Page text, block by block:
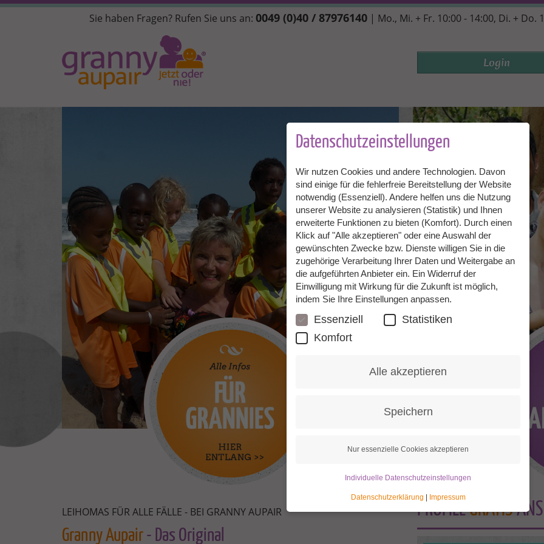
Direkt
Sie haben Fragen? Rufen Sie uns an: 0049 (0)40 / 87976140| Mo., Mi. + Fr. 10:00 - 14:00, Di. + Do.
Login
LEIHOMAS FÜR ALLE FÄLLE - BEI GRANNY AUPAIR
Granny Aupair - Das Original
PROFILEGRATIS
Datenschutzeinstellungen
Wir nutzen Cookies und andere Technologien. Davon
sind einige für die fehlerfreie Bereitstellung der Website
notwendig (Essenziell). Andere helfen uns die Nutzung
unserer Website zu analysieren (Statistik) und Ihnen
erweiterte Funktionen zu bieten (Komfort). Durch einen
Klick auf "Alle akzeptieren" oder eine Auswahl der
gewünschten Zwecke bzw. Dienste willigen Sie in die
zugehörige Verarbeitung Ihrer Daten und Weitergabe an
die aufgeführten Anbieter ein. Ein Widerruf der
Einwilligung mit Wirkung für die Zukunft ist möglich,
indem Sie Ihre Einstellungen anpassen.
Essenziell
Statistiken
Komfort
Alle akzeptieren
Speichern
Nur essenzielle Cookies akzeptieren
Individuelle Datenschutzeinstellungen
Datenschutzerklärung | Impressum